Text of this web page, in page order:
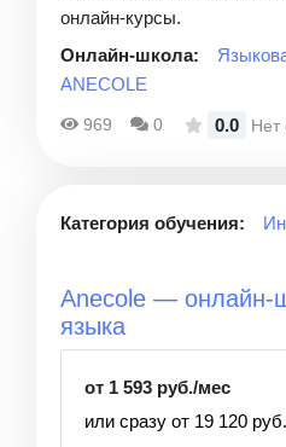
онлайн-курсы.
Онлайн-школа:
ANECOLE
969 0 0.0 Нет
Категория обучения:
Anecole — онлайн-
языка
от 1 593 руб./мес
или сразу от 19 120 руб.